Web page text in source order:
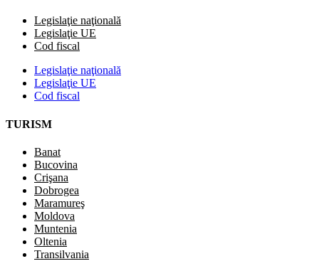
Legislaţie naţională
Legislaţie UE
Cod fiscal
Legislaţie naţională
Legislaţie UE
Cod fiscal
TURISM
Banat
Bucovina
Crişana
Dobrogea
Maramureş
Moldova
Muntenia
Oltenia
Transilvania